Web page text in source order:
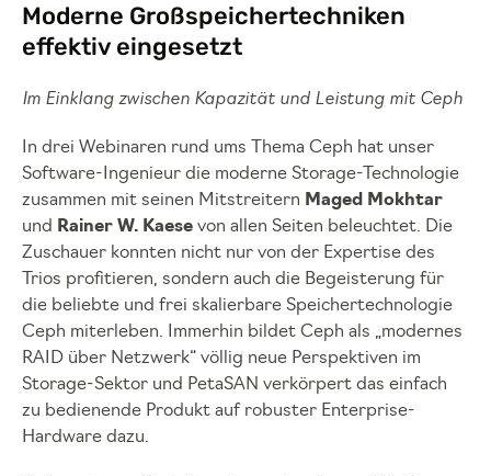
Moderne Großspeichertechniken
effektiv eingesetzt
Im Einklang zwischen Kapazität und Leistung mit Ceph
In drei Webinaren rund ums Thema Ceph hat unser
Software-Ingenieur die moderne Storage-Technologie
zusammen mit seinen Mitstreitern Maged Mokhtar
und
Rainer W. Kaese von allen Seiten beleuchtet. Die
Zuschauer konnten nicht nur von der Expertise des
Trios profitieren, sondern auch die Begeisterung für
die beliebte und frei skalierbare Speichertechnologie
Ceph miterleben. Immerhin bildet Ceph als „modernes
RAID über Netzwerk“ völlig neue Perspektiven im
Storage-Sektor und PetaSAN verkörpert das einfach
zu bedienende Produkt auf robuster Enterprise-
Hardware dazu.